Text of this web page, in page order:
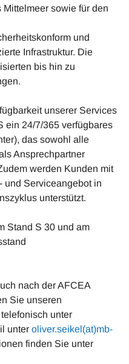
sowie für den
und
Infrastruktur. Die
bis hin zu
unserer Services
ein 24/7/365 verfügbares
das sowohl alle
Ansprechpartner
werden Kunden mit
und Serviceangebot in
unterstützt.
Stand S 30 und am
nach der AFCEA
Sie unseren
unter
unter oliver.seikel(at)mb-
finden Sie unter